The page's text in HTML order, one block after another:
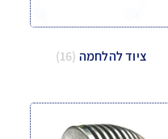
ציוד להלחמה (16)